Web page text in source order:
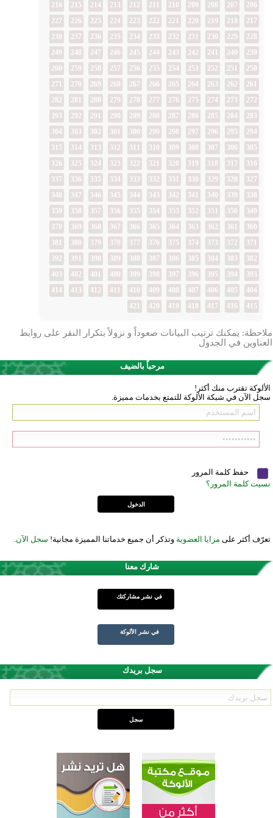
206
207
208
209
210
211
212
213
214
215
216
217
218
219
220
221
222
223
224
225
226
227
228
229
230
231
232
233
234
235
236
237
238
239
240
241
242
243
244
245
246
247
248
249
250
251
252
253
254
255
256
257
258
259
260
261
262
263
264
265
266
267
268
269
270
271
272
273
274
275
276
277
278
279
280
281
282
283
284
285
286
287
288
289
290
291
292
293
294
295
296
297
298
299
300
301
302
303
304
305
306
307
308
309
310
311
312
313
314
315
316
317
318
319
320
321
322
323
324
325
326
327
328
329
330
331
332
333
334
335
336
337
338
339
340
341
342
343
344
345
346
347
348
349
350
351
352
353
354
355
356
357
358
359
360
361
362
363
364
365
366
367
368
369
370
371
372
373
374
375
376
377
378
379
380
381
382
383
384
385
386
387
388
389
390
391
392
393
394
395
396
397
398
399
400
401
402
403
404
405
406
407
408
409
410
411
412
413
414
415
416
417
418
419
420
421
ملاحظة: يمكنك ترتيب البيانات صعوداً و نزولاً بتكرار النقر على روابط
العناوين في الجدول
مرحباً بالضيف
الألوكة تقترب منك أكثر!
سجل الآن في شبكة الألوكة للتمتع بخدمات مميزة.
حفظ كلمة المرور
نسيت كلمة المرور؟
تعرّف أكثر على مزايا العضوية وتذكر أن جميع خدماتنا المميزة مجانية! سجل الآن.
شارك معنا
في نشر مشاركتك
في نشر الألوكة
سجل بريدك